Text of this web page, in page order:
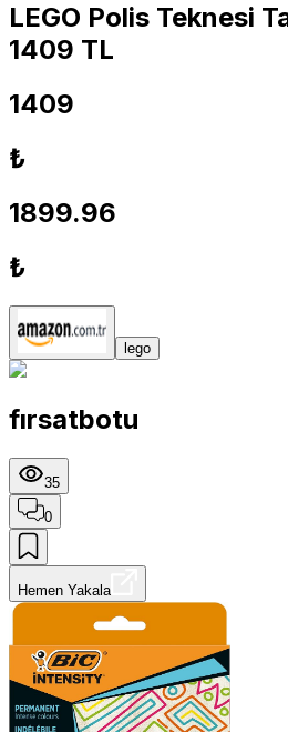
LEGO Polis Teknesi
1409 TL
1409
₺
1899.96
₺
lego
fırsatbotu
35
0
Hemen Yakala